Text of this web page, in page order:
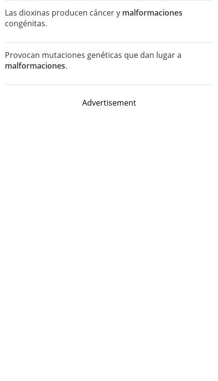
Las dioxinas producen cáncer y malformaciones
congénitas.
Provocan mutaciones genéticas que dan lugar a
malformaciones.
Advertisement